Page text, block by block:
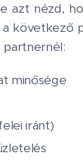
azt nézd,
következő
partnernél:
minősége
iránt)